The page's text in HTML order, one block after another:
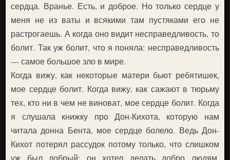
сердца. Вранье. Есть, и доброе. Но только сердце у
меня не из ваты и всякими там пустяками его не
растрогаешь. А когда оно видит несправедливость, то
болит. Так уж болит, что я поняла: несправедливость
— самое большое зло в мире.
Когда вижу, как некоторые матери бьют ребятишек,
мое сердце болит. Когда вижу, как сажают в тюрьму
тех, кто ни в чем не виноват, мое сердце болит. Когда
я слушала книжку про Дон-Кихота, которую нам
читала донна Бента, мое сердце болело. Ведь Дон-
Кихот потерял рассудок потому только, что слишком
уж был добрый: он хотел делать добро людям,